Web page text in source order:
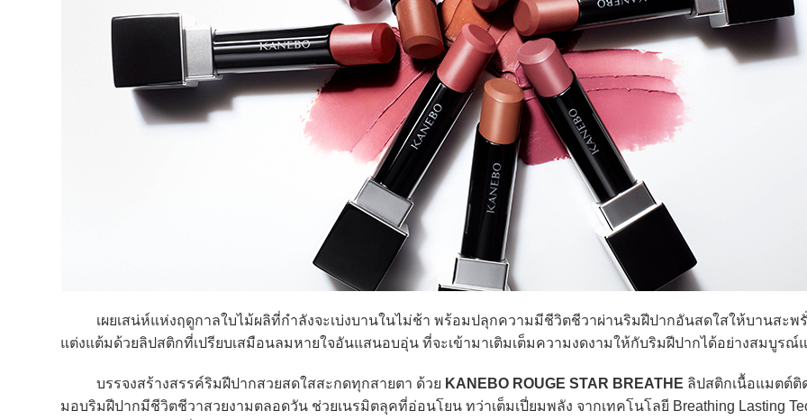
เผยเสน่ห์แห่งฤดูกาลใบไม้ผลิที่กำลังจะเบ่งบานในไม่ช้า พร้อมปลุกความมีชีวิตชีวาผ่านริมฝีปากอันสดใสให้บานสะพรั่
แต่งแต้มด้วยลิปสติกที่เปรียบเสมือนลมหายใจอันแสนอบอุ่น ที่จะเข้ามาเติมเต็มความงดงามให้กับริมฝีปากได้อย่างสมบูรณ์
บรรจงสร้างสรรค์ริมฝีปากสวยสดใสสะกดทุกสายตา ด้วย KANEBO ROUGE STAR BREATHE ลิปสติกเนื้อแมตต์
มอบริมฝีปากมีชีวิตชีวาสวยงามตลอดวัน ช่วยเนรมิตลุคที่อ่อนโยน ทว่าเต็มเปี่ยมพลัง จากเทคโนโลยี Breathing Lasting